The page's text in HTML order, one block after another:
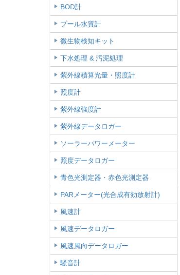
BOD計
プール水質計
微生物検知キット
下水処理 & 汚泥処理
紫外線積算光量・照度計
照度計
紫外線強度計
紫外線データロガー
ソーラーパワーメーター
照度データロガー
青色光測定器・赤色光測定器
PARメーター(光合成有効放射計)
風速計
風速データロガー
風速風向データロガー
騒音計